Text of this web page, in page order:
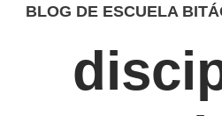
BLOG DE ESCUELA